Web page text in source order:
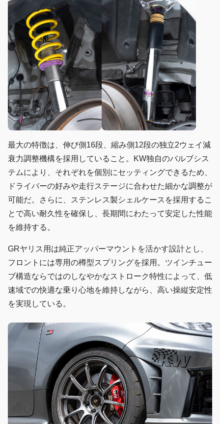
最大の特徴は、伸び側16段、縮み側12段の独立2ウェイ減
衰力調整機構を採用していること。KW独自のバルブシス
テムにより、それぞれを個別にセッティングできるため、
ドライバーの好みや走行ステージに合わせた細かな調整が
可能だ。さらに、ステンレス製シェルケースを採用するこ
とで高い耐久性を確保し、長期間にわたって安定した性能
を維持する。
GRヤリス用は純正アッパーマウントを活かす設計とし、
フロントには専用の樽型スプリングを採用。ツインチュー
ブ構造ならではのしなやかなストローク特性によって、低
速域での快適な乗り心地を維持しながら、高い操縦安定性
を実現している。